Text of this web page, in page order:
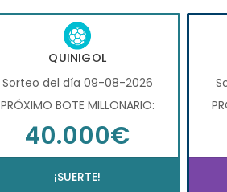
QUINIGOL
Sorteo del día 09-08-2026
PRÓXIMO BOTE MILLONARIO:
40.000€
¡SUERTE!